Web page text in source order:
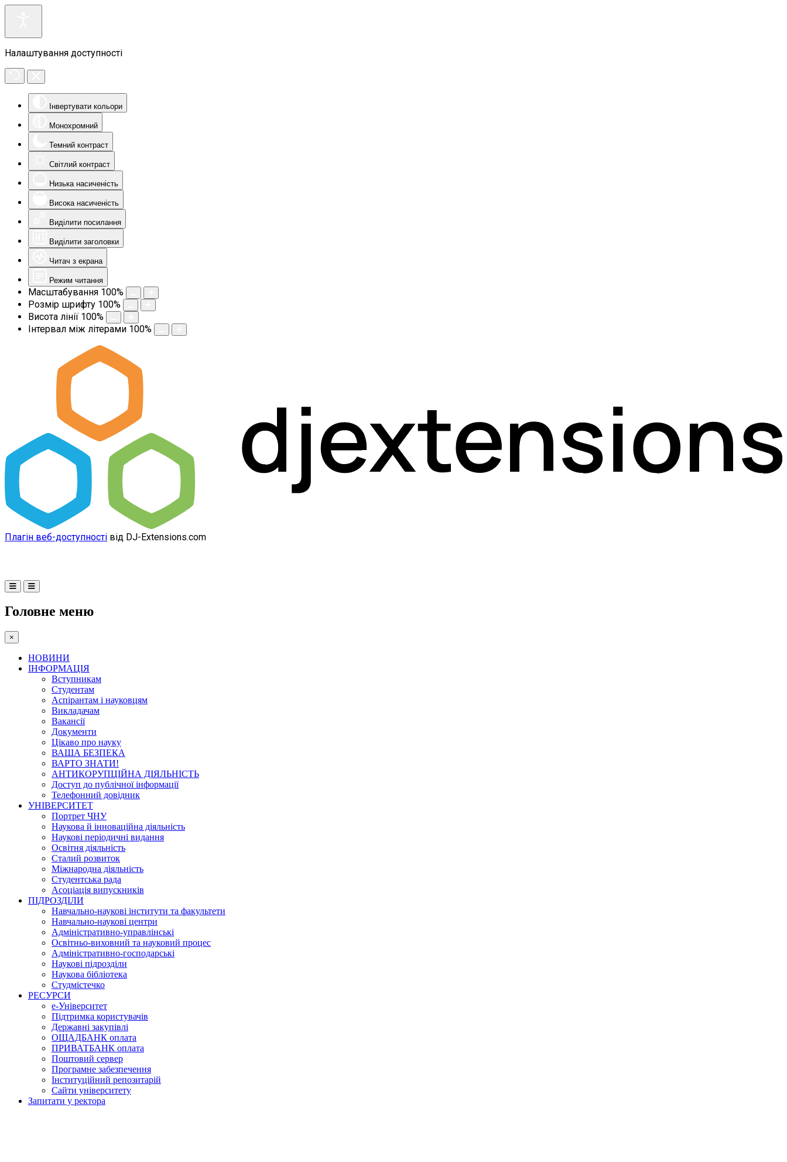
Налаштування доступності
Інвертувати кольори
Монохромний
Темний контраст
Світлий контраст
Низька насиченість
Висока насиченість
Виділити посилання
Виділити заголовки
Читач з екрана
Режим читання
Масштабування 100%
Розмір шрифту 100%
Висота лінії 100%
Інтервал між літерами 100%
Плагін веб-доступності від DJ-Extensions.com
Головне меню
×
НОВИНИ
ІНФОРМАЦІЯ
Вступникам
Студентам
Аспірантам і науковцям
Викладачам
Вакансії
Документи
Цікаво про науку
ВАША БЕЗПЕКА
ВАРТО ЗНАТИ!
АНТИКОРУПЦІЙНА ДІЯЛЬНІСТЬ
Доступ до публічної інформації
Телефонний довідник
УНІВЕРСИТЕТ
Портрет ЧНУ
Наукова й інноваційна діяльність
Наукові періодичні видання
Освітня діяльність
Сталий розвиток
Міжнародна діяльність
Студентська рада
Асоціація випускників
ПІДРОЗДІЛИ
Навчально-наукові інститути та факультети
Навчально-наукові центри
Адміністративно-управлінські
Освітньо-виховний та науковий процес
Адміністративно-господарські
Наукові підрозділи
Наукова бібліотека
Студмістечко
РЕСУРСИ
е-Університет
Підтримка користувачів
Державні закупівлі
ОЩАДБАНК оплата
ПРИВАТБАНК оплата
Поштовий сервер
Програмне забезпечення
Інституційний репозитарій
Сайти університету
Запитати у ректора